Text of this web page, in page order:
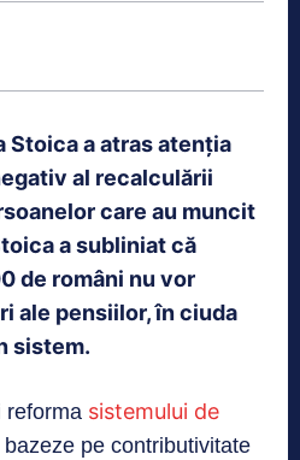
Stoica a atras atenția
al recalculării
care au muncit
a subliniat că
de români nu vor
ale pensiilor, în ciuda
sistem.
reforma sistemului de
pe contributivitate